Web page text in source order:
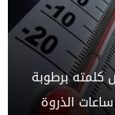
برطوبة
الذروة